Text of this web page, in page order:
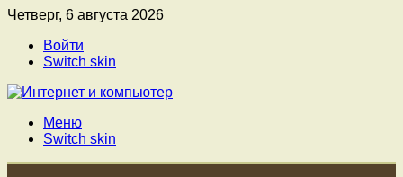
Четверг, 6 августа 2026
Войти
Switch skin
Меню
Switch skin